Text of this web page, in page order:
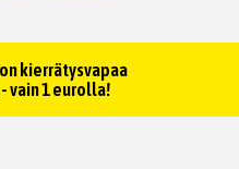
kierrätysvapaa
vain 1 eurolla!